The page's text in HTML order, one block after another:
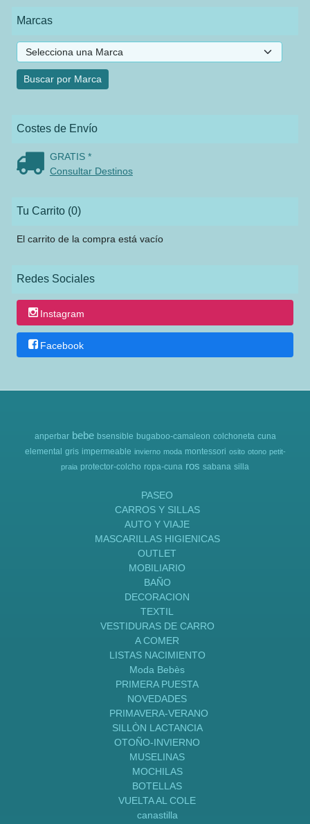
Marcas
Costes de Envío
GRATIS *
Consultar Destinos
Tu Carrito (0)
El carrito de la compra está vacío
Redes Sociales
Instagram
Facebook
anperbar bebe bsensible bugaboo-camaleon colchoneta cuna
elemental gris impermeable invierno moda montessori osito otono petit-
praia protector-colcho ropa-cuna ros sabana silla
PASEO
CARROS Y SILLAS
AUTO Y VIAJE
MASCARILLAS HIGIENICAS
OUTLET
MOBILIARIO
BAÑO
DECORACION
TEXTIL
VESTIDURAS DE CARRO
A COMER
LISTAS NACIMIENTO
Moda Bebès
PRIMERA PUESTA
NOVEDADES
PRIMAVERA-VERANO
SILLÒN LACTANCIA
OTOÑO-INVIERNO
MUSELINAS
MOCHILAS
BOTELLAS
VUELTA AL COLE
canastilla